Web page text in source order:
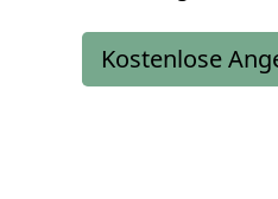
Kostenlose